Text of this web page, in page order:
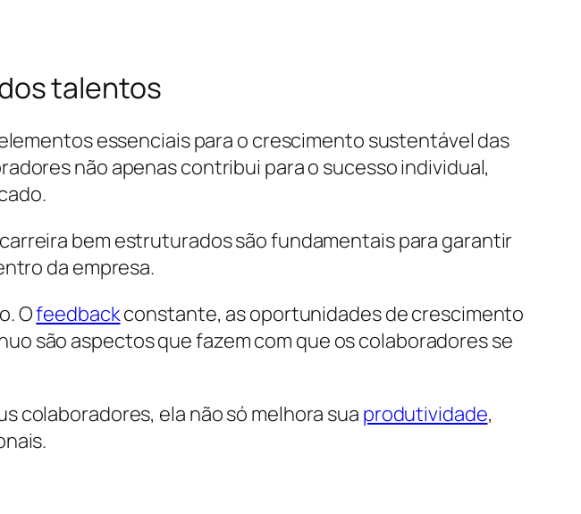
talentos
essenciais para o crescimento sustentável das
não apenas contribui para o sucesso individual,
bem estruturados são fundamentais para garantir
da empresa.
Ofeedbackconstante, as oportunidades de crescimento
são aspectos que fazem com que os colaboradores se
colaboradores, ela não só melhora sua produtividade,